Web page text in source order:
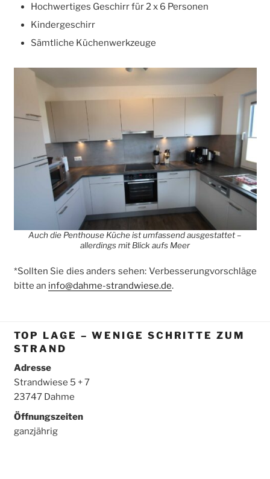
Hochwertiges Geschirr für 2 x 6 Personen
Kindergeschirr
Sämtliche Küchenwerkzeuge
Auch die Penthouse Küche ist umfassend ausgestattet –
allerdings mit Blick aufs Meer
*Sollten Sie dies anders sehen: Verbesserung­vorschläge
bitte an info@dahme-strandwiese.de.
TOP LAGE – WENIGE SCHRITTE ZUM
STRAND
Adresse
Strandwiese 5 + 7
23747 Dahme
Öffnungszeiten
ganzjährig